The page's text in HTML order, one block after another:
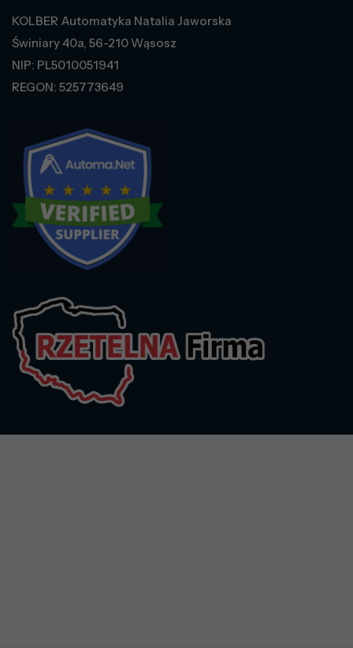
KOLBER Automatyka Natalia Jaworska
Świniary 40a, 56-210 Wąsosz
NIP: PL5010051941
REGON: 525773649